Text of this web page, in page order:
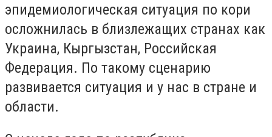
эпидемиологическая ситуация по кори
осложнилась в близлежащих странах как
Украина, Кыргызстан, Российская
Федерация. По такому сценарию
развивается ситуация и у нас в стране и
области.